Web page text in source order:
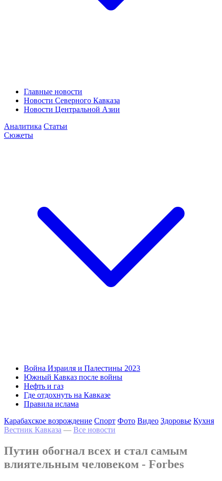
Главные новости
Новости Северного Кавказа
Новости Центральной Азии
Аналитика Статьи
Сюжеты
Война Израиля и Палестины 2023
Южный Кавказ после войны
Нефть и газ
Где отдохнуть на Кавказе
Правила ислама
Карабахское возрождение Спорт Фото Видео Здоровье Кухня
Вестник Кавказа — Все новости
Путин обогнал всех и стал самым
влиятельным человеком - Forbes